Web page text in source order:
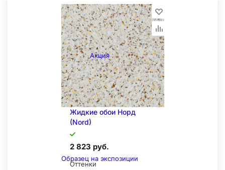
Складская позиция
Акция
Образец на экспозиции
Жидкие обои Норд
(Nord)
2 823 руб.
Оттенки